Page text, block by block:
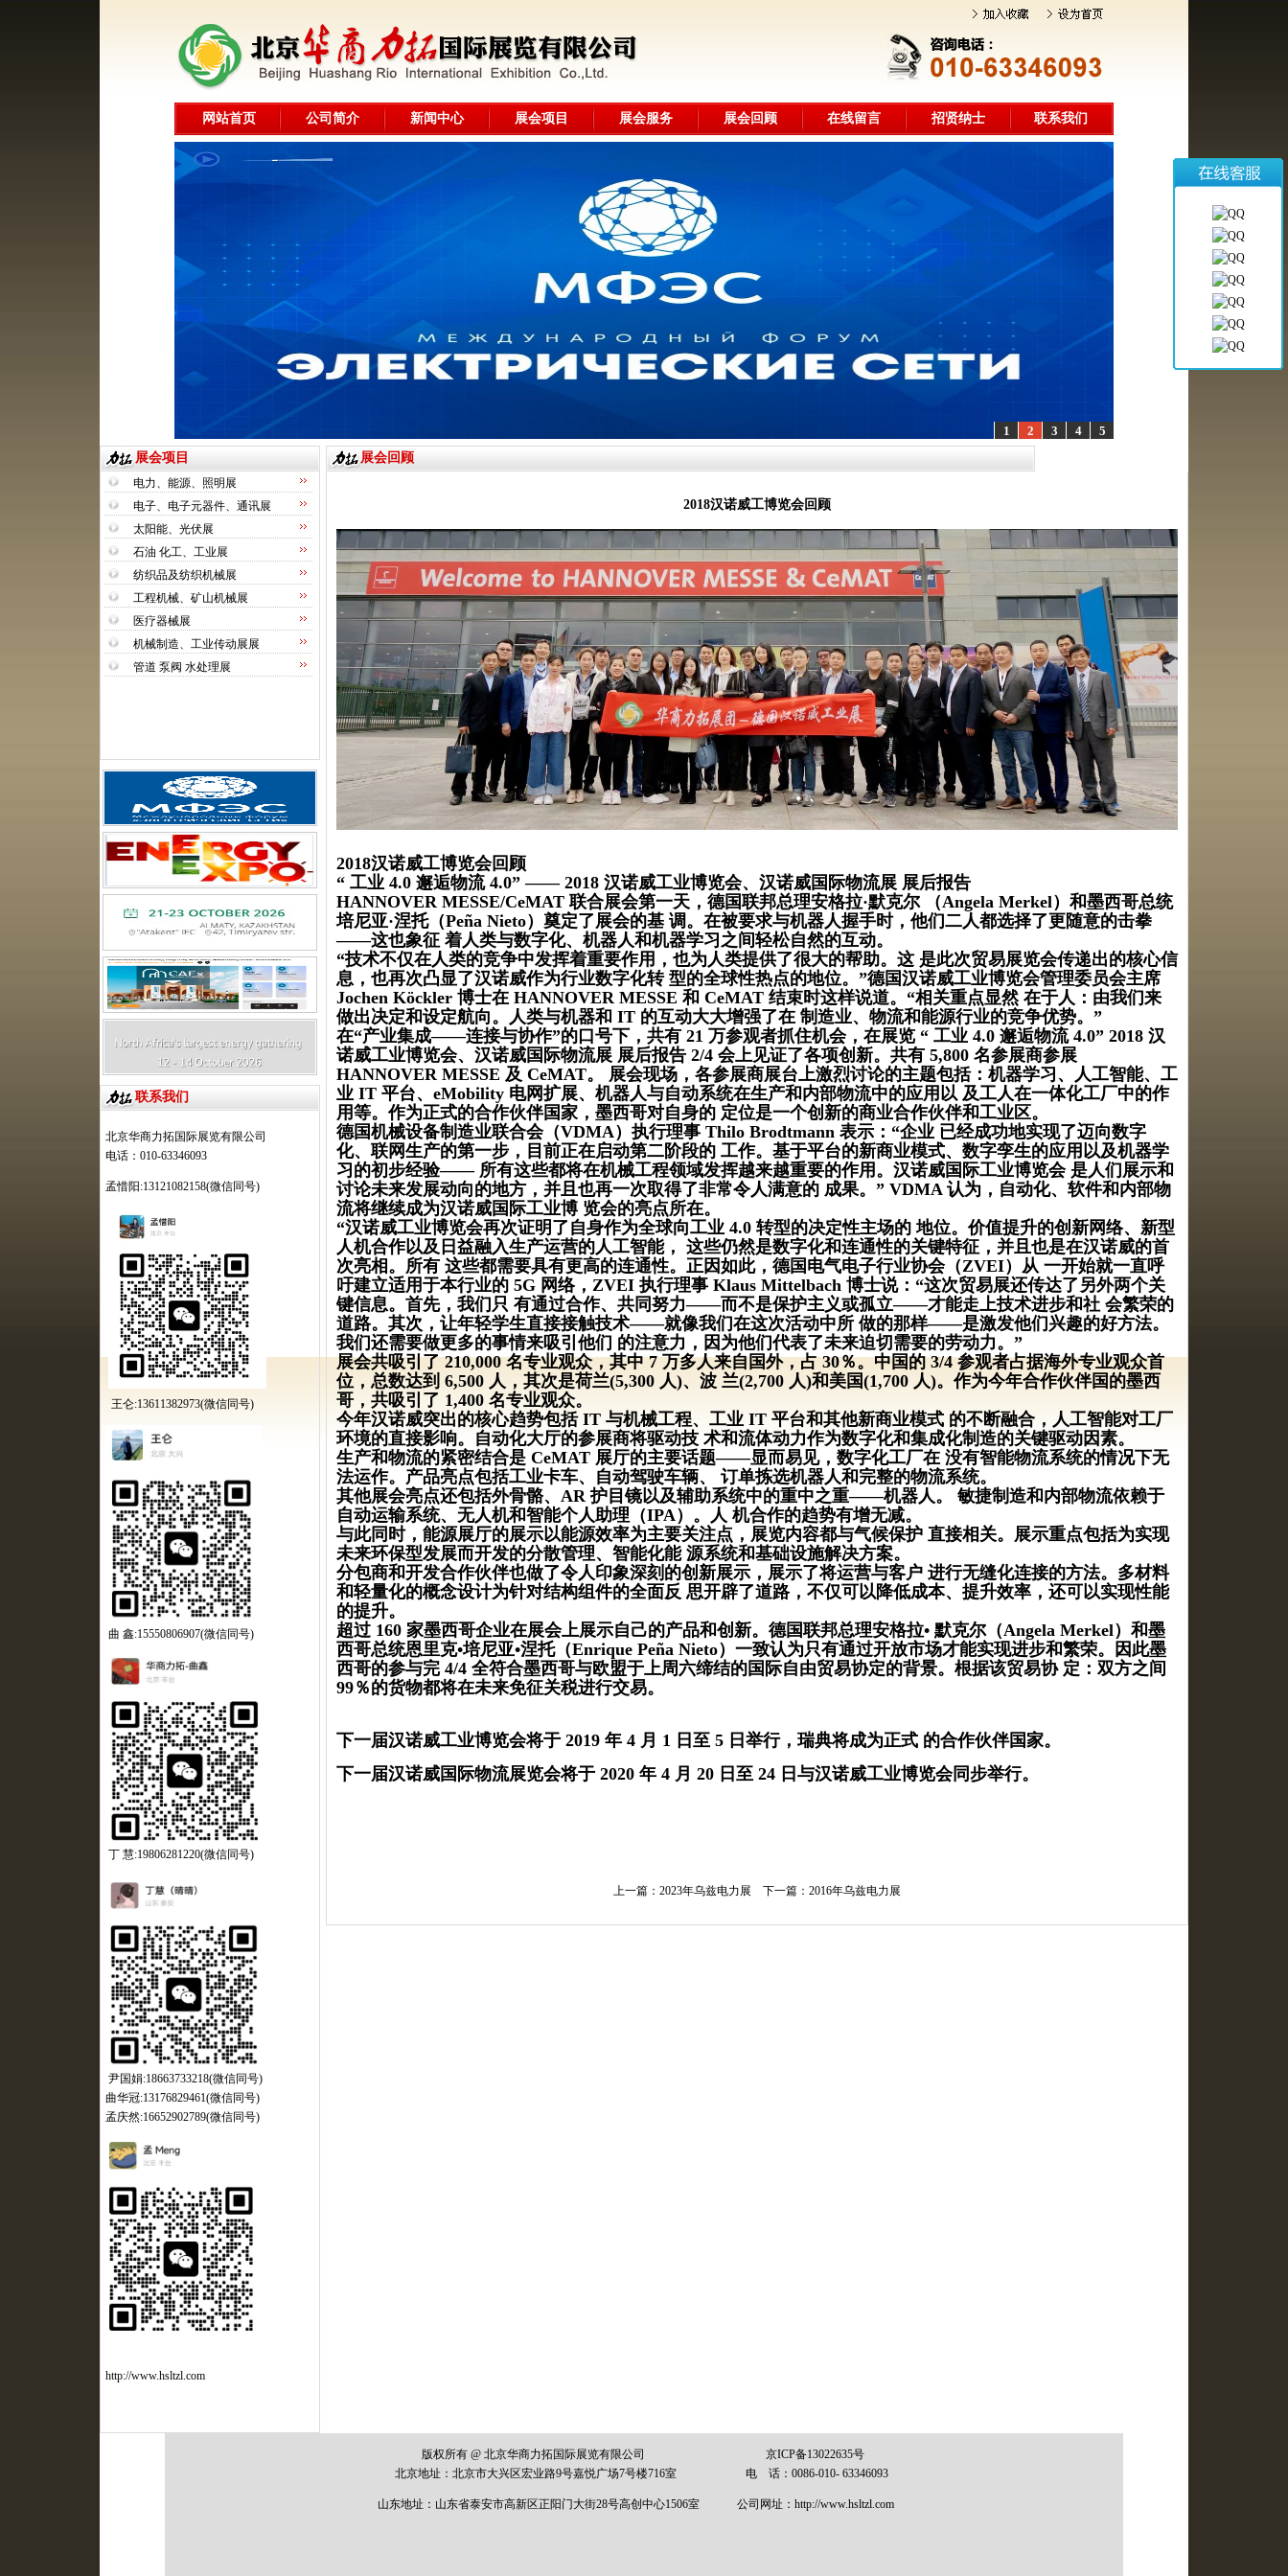
网站首页 公司简介 新闻中心 展会项目 展会服务 展会回顾 在线留言 招贤纳士 联系我们
5
4
3
2
1
展会项目
电力、能源、照明展
电子、电子元器件、通讯展
太阳能、光伏展
石油 化工、工业展
纺织品及纺织机械展
工程机械、矿山机械展
医疗器械展
机械制造、工业传动展展
管道 泵阀 水处理展
联系我们
北京华商力拓国际展览有限公司
电话：010-63346093
孟惜阳:13121082158(微信同号)
王仑:13611382973(微信同号)
曲 鑫:15550806907(微信同号)
丁 慧:19806281220(微信同号)
尹国娟:18663733218(微信同号)
曲华冠:13176829461(微信同号)
孟庆然:16652902789(微信同号)
http://www.hsltzl.com
展会回顾
2018汉诺威工博览会回顾
2018汉诺威工博览会回顾
“ 工业 4.0 邂逅物流 4.0” —— 2018 汉诺威工业博览会、汉诺威国际物流展 展后报告
HANNOVER MESSE/CeMAT 联合展会第一天，德国联邦总理安格拉·默克尔 （Angela Merkel）和墨西哥总统
培尼亚·涅托（Peña Nieto）奠定了展会的基 调。在被要求与机器人握手时，他们二人都选择了更随意的击拳
——这也象征 着人类与数字化、机器人和机器学习之间轻松自然的互动。
“技术不仅在人类的竞争中发挥着重要作用，也为人类提供了很大的帮助。这 是此次贸易展览会传递出的核心信
息，也再次凸显了汉诺威作为行业数字化转 型的全球性热点的地位。”德国汉诺威工业博览会管理委员会主席
Jochen Köckler 博士在 HANNOVER MESSE 和 CeMAT 结束时这样说道。“相关重点显然 在于人：由我们来
做出决定和设定航向。人类与机器和 IT 的互动大大增强了在 制造业、物流和能源行业的竞争优势。”
在“产业集成——连接与协作”的口号下，共有 21 万参观者抓住机会，在展览 “ 工业 4.0 邂逅物流 4.0” 2018 汉
诺威工业博览会、汉诺威国际物流展 展后报告 2/4 会上见证了各项创新。共有 5,800 名参展商参展
HANNOVER MESSE 及 CeMAT。 展会现场，各参展商展台上激烈讨论的主题包括：机器学习、人工智能、工
业 IT 平台、eMobility 电网扩展、机器人与自动系统在生产和内部物流中的应用以 及工人在一体化工厂中的作
用等。作为正式的合作伙伴国家，墨西哥对自身的 定位是一个创新的商业合作伙伴和工业区。
德国机械设备制造业联合会（VDMA）执行理事 Thilo Brodtmann 表示：“企业 已经成功地实现了迈向数字
化、联网生产的第一步，目前正在启动第二阶段的 工作。基于平台的新商业模式、数字孪生的应用以及机器学
习的初步经验—— 所有这些都将在机械工程领域发挥越来越重要的作用。汉诺威国际工业博览会 是人们展示和
讨论未来发展动向的地方，并且也再一次取得了非常令人满意的 成果。” VDMA 认为，自动化、软件和内部物
流将继续成为汉诺威国际工业博 览会的亮点所在。
“汉诺威工业博览会再次证明了自身作为全球向工业 4.0 转型的决定性主场的 地位。价值提升的创新网络、新型
人机合作以及日益融入生产运营的人工智能， 这些仍然是数字化和连通性的关键特征，并且也是在汉诺威的首
次亮相。所有 这些都需要具有更高的连通性。正因如此，德国电气电子行业协会（ZVEI）从 一开始就一直呼
吁建立适用于本行业的 5G 网络，ZVEI 执行理事 Klaus Mittelbach 博士说：“这次贸易展还传达了另外两个关
键信息。首先，我们只 有通过合作、共同努力——而不是保护主义或孤立——才能走上技术进步和社 会繁荣的
道路。其次，让年轻学生直接接触技术——就像我们在这次活动中所 做的那样——是激发他们兴趣的好方法。
我们还需要做更多的事情来吸引他们 的注意力，因为他们代表了未来迫切需要的劳动力。”
展会共吸引了210,000 名专业观众，其中 7 万多人来自国外，占 30％。中国的 3/4 参观者占据海外专业观众首
位，总数达到 6,500 人，其次是荷兰(5,300 人)、波 兰(2,700 人)和美国(1,700 人)。作为今年合作伙伴国的墨西
哥，共吸引了 1,400 名专业观众。
今年汉诺威突出的核心趋势包括IT 与机械工程、工业 IT 平台和其他新商业模式 的不断融合，人工智能对工厂
环境的直接影响。自动化大厅的参展商将驱动技 术和流体动力作为数字化和集成化制造的关键驱动因素。
生产和物流的紧密结合是 CeMAT 展厅的主要话题——显而易见，数字化工厂在 没有智能物流系统的情况下无
法运作。产品亮点包括工业卡车、自动驾驶车辆、 订单拣选机器人和完整的物流系统。
其他展会亮点还包括外骨骼、 AR 护目镜以及辅助系统中的重中之重——机器人。 敏捷制造和内部物流依赖于
自动运输系统、无人机和智能个人助理（IPA）。人 机合作的趋势有增无减。
与此同时，能源展厅的展示以能源效率为主要关注点，展览内容都与气候保护 直接相关。展示重点包括为实现
未来环保型发展而开发的分散管理、智能化能 源系统和基础设施解决方案。
分包商和开发合作伙伴也做了令人印象深刻的创新展示，展示了将运营与客户 进行无缝化连接的方法。多材料
和轻量化的概念设计为针对结构组件的全面反 思开辟了道路，不仅可以降低成本、提升效率，还可以实现性能
的提升。
超过 160 家墨西哥企业在展会上展示自己的产品和创新。德国联邦总理安格拉• 默克尔（Angela Merkel）和墨
西哥总统恩里克•培尼亚•涅托（Enrique Peña Nieto）一致认为只有通过开放市场才能实现进步和繁荣。因此墨
西哥的参与完 4/4 全符合墨西哥与欧盟于上周六缔结的国际自由贸易协定的背景。根据该贸易协 定：双方之间
99％的货物都将在未来免征关税进行交易。
下一届汉诺威工业博览会将于 2019 年 4 月 1 日至 5 日举行，瑞典将成为正式 的合作伙伴国家。
下一届汉诺威国际物流展览会将于 2020 年 4 月 20 日至 24 日与汉诺威工业博览会同步举行。
上一篇： 2023年乌兹电力展 下一篇： 2016年乌兹电力展
版权所有 @ 北京华商力拓国际展览有限公司
京ICP备13022635号
北京地址： 北京市大兴区宏业路9号嘉悦广场7号楼716室电 话：0086-010- 63346093
山东地址：山东省泰安市高新区正阳门大街28号高创中心1506室 公司网址： http://www.hsltzl.com